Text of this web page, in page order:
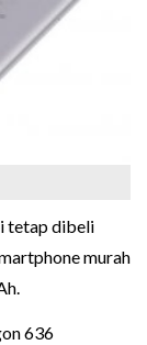
tetap dibeli
murah
636